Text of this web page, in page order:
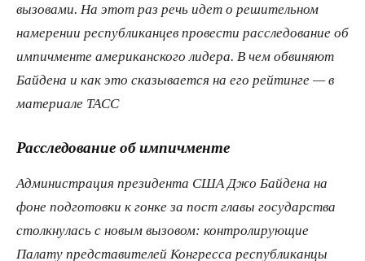
вызовами. На этот раз речь идет о решительном
намерении республиканцев провести расследование об
импичменте американского лидера. В чем обвиняют
Байдена и как это сказывается на его рейтинге — в
материале ТАСС
Расследование об импичменте
Администрация президента США Джо Байдена на
фоне подготовки к гонке за пост главы государства
столкнулась с новым вызовом: контролирующие
Палату представителей Конгресса республиканцы